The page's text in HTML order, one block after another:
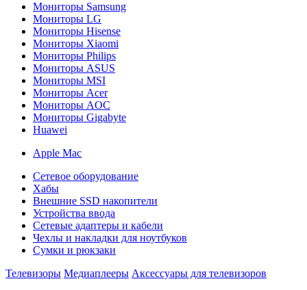
Мониторы Samsung
Мониторы LG
Мониторы Hisense
Мониторы Xiaomi
Мониторы Philips
Мониторы ASUS
Мониторы MSI
Мониторы Acer
Мониторы AOC
Мониторы Gigabyte
Huawei
Apple Mac
Сетевое оборудование
Хабы
Внешние SSD накопители
Устройства ввода
Сетевые адаптеры и кабели
Чехлы и накладки для ноутбуков
Сумки и рюкзаки
Телевизоры Медиаплееры Аксессуары для телевизоров